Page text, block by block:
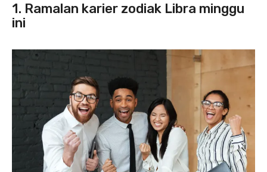
1. Ramalan karier zodiak Libra minggu
ini